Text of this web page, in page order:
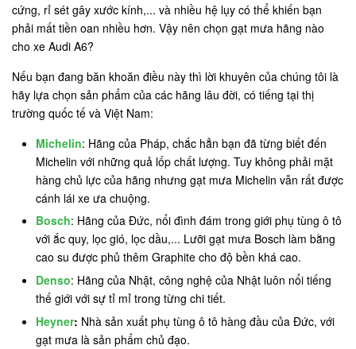
cứng, rỉ sét gây xước kính,... và nhiều hệ lụy có thể khiến bạn
phải mất tiền oan nhiều hơn. Vậy nên chọn gạt mưa hãng nào
cho xe Audi A6?
Nếu bạn đang băn khoăn điều này thì lời khuyên của chúng tôi là
hãy lựa chọn sản phẩm của các hãng lâu đời, có tiếng tại thị
trường quốc tế và Việt Nam:
Michelin: Hãng của Pháp, chắc hẳn bạn đã từng biết đến
Michelin với những quả lốp chất lượng. Tuy không phải mặt
hàng chủ lực của hãng nhưng gạt mưa Michelin vẫn rất được
cánh lái xe ưa chuộng.
Bosch: Hãng của Đức, nổi đình đám trong giới phụ tùng ô tô
với ắc quy, lọc gió, lọc dầu,... Lưỡi gạt mưa Bosch làm bằng
cao su được phủ thêm Graphite cho độ bền khá cao.
Denso: Hãng của Nhật, công nghệ của Nhật luôn nổi tiếng
thế giới với sự tỉ mỉ trong từng chi tiết.
Heyner: Nhà sản xuất phụ tùng ô tô hàng đầu của Đức, với
gạt mưa là sản phẩm chủ đạo.